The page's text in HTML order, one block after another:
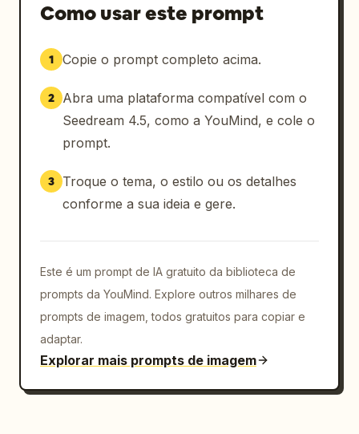
Como usar este prompt
1 Copie o prompt completo acima.
2
Abra uma plataforma compatível com o
Seedream 4.5, como a YouMind, e cole o
prompt.
3
Troque o tema, o estilo ou os detalhes
conforme a sua ideia e gere.
Este é um prompt de IA gratuito da biblioteca de
prompts da YouMind. Explore outros milhares de
prompts de imagem, todos gratuitos para copiar e
adaptar.
Explorar mais prompts de imagem